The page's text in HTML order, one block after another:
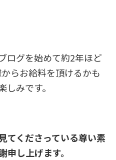
ログを始めて約2年ほど
らお給料を頂けるかも
みです。
てくださっている尊い素
し上げます。